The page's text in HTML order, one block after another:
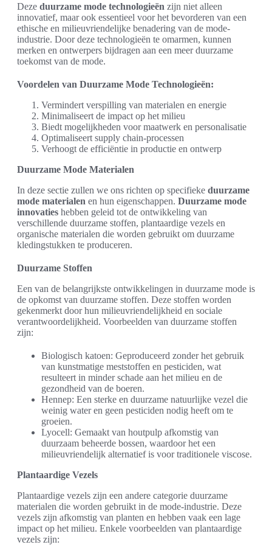
Deze duurzame mode technologieën zijn niet alleen
innovatief, maar ook essentieel voor het bevorderen van een
ethische en milieuvriendelijke benadering van de mode-
industrie. Door deze technologieën te omarmen, kunnen
merken en ontwerpers bijdragen aan een meer duurzame
toekomst van de mode.
Voordelen van Duurzame Mode Technologieën:
Vermindert verspilling van materialen en energie
Minimaliseert de impact op het milieu
Biedt mogelijkheden voor maatwerk en personalisatie
Optimaliseert supply chain-processen
Verhoogt de efficiëntie in productie en ontwerp
Duurzame Mode Materialen
In deze sectie zullen we ons richten op specifieke duurzame
mode materialen en hun eigenschappen. Duurzame mode
innovaties hebben geleid tot de ontwikkeling van
verschillende duurzame stoffen, plantaardige vezels en
organische materialen die worden gebruikt om duurzame
kledingstukken te produceren.
Duurzame Stoffen
Een van de belangrijkste ontwikkelingen in duurzame mode is
de opkomst van duurzame stoffen. Deze stoffen worden
gekenmerkt door hun milieuvriendelijkheid en sociale
verantwoordelijkheid. Voorbeelden van duurzame stoffen
zijn:
Biologisch katoen: Geproduceerd zonder het gebruik
van kunstmatige meststoffen en pesticiden, wat
resulteert in minder schade aan het milieu en de
gezondheid van de boeren.
Hennep: Een sterke en duurzame natuurlijke vezel die
weinig water en geen pesticiden nodig heeft om te
groeien.
Lyocell: Gemaakt van houtpulp afkomstig van
duurzaam beheerde bossen, waardoor het een
milieuvriendelijk alternatief is voor traditionele viscose.
Plantaardige Vezels
Plantaardige vezels zijn een andere categorie duurzame
materialen die worden gebruikt in de mode-industrie. Deze
vezels zijn afkomstig van planten en hebben vaak een lage
impact op het milieu. Enkele voorbeelden van plantaardige
vezels zijn: